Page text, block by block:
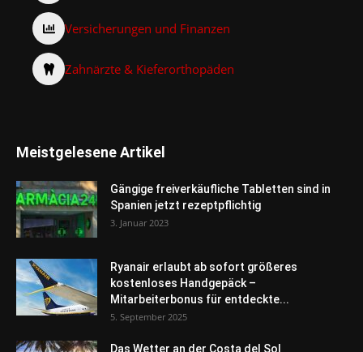
Versicherungen und Finanzen
Zahnärzte & Kieferorthopäden
Meistgelesene Artikel
Gängige freiverkäufliche Tabletten sind in
Spanien jetzt rezeptpflichtig
3. Januar 2023
Ryanair erlaubt ab sofort größeres
kostenloses Handgepäck –
Mitarbeiterbonus für entdeckte...
5. September 2025
Das Wetter an der Costa del Sol